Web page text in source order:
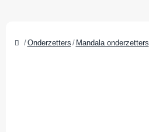
Onderzetters Mandala onderzetters